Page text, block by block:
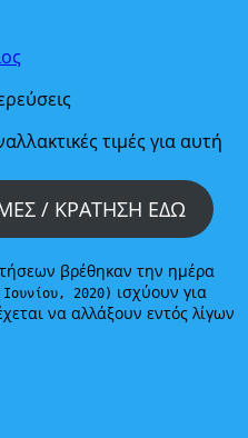
τιμές για αυτή
/ ΚΡΑΤΗΣΗ ΕΔΩ
βρέθηκαν την ημέρα
2020) ισχύουν για
να αλλάξουν εντός λίγων